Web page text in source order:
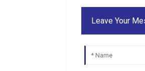
Leave Your